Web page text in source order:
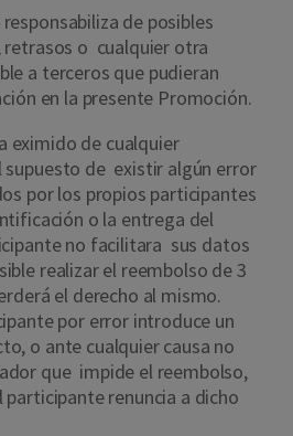
de posibles
o cualquier otra
a terceros que pudieran
en la presente Promoción.
eximido de cualquier
supuesto de existir algún error
por los propios participantes
o la entrega del
no facilitara sus datos
realizar el reembolso de 3
el derecho al mismo.
por error introduce un
o ante cualquier causa no
que impide el reembolso,
participante renuncia a dicho